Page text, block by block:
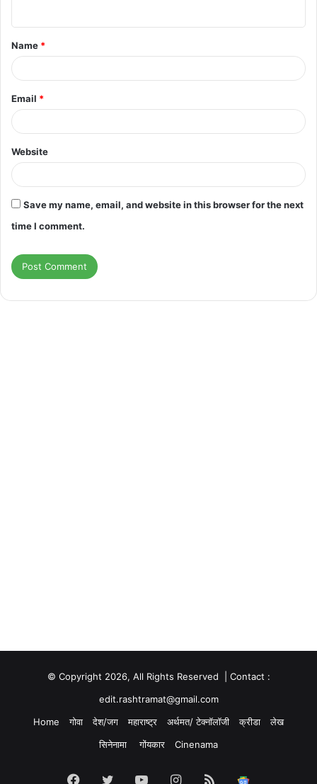
t
*
Name *
Email *
Website
Save my name, email, and website in this browser for the next
time I comment.
© Copyright 2026, All Rights Reserved | Contact :
edit.rashtramat@gmail.com
Home
गोवा देश/जग महाराष्ट्र अर्थमत/ टेक्नॉलॉजी क्रीडा
लेख
सिनेनामा
गोंयकार Cinenama
Facebook
TwitterYouTubeInstagram
RSS